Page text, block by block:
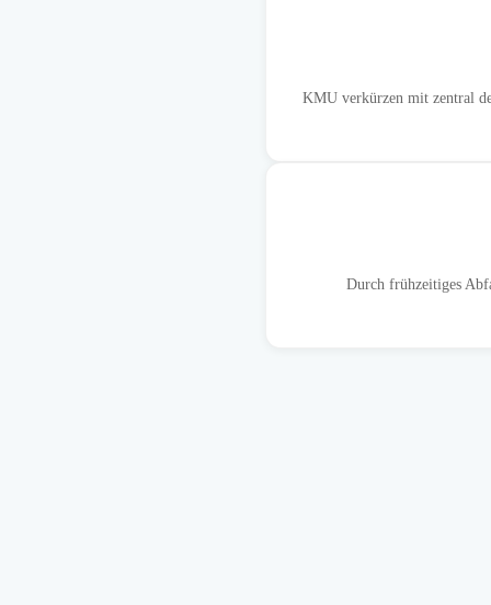
KMU verkürzen mit zentral
Durch frühzeitiges